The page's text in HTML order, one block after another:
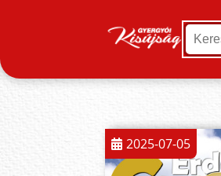
2025-07-05